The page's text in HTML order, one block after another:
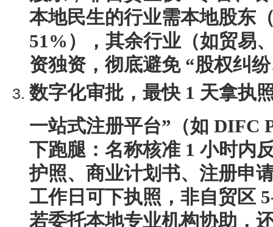
本地民生的行业需本地股东
51%），其余行业（如贸易
资独资，彻底避免 “股权纠
数字化审批，最快 1 天拿执
一站式注册平台”（如 DIFC
下跑腿：名称核准 1 小时内
护照、商业计划书、注册申
工作日可下执照，非自贸区
若委托本地专业机构协助，